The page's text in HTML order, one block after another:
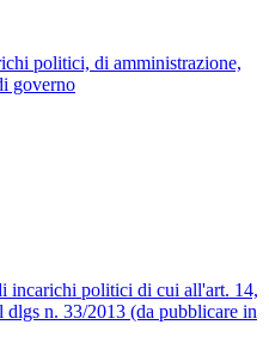
politici, di amministrazione,
governo
incarichi politici di cui all'art. 14,
dlgs n. 33/2013 (da pubblicare in